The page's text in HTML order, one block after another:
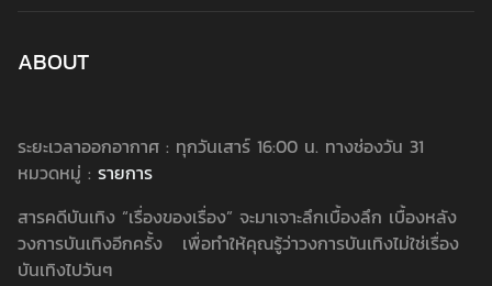
ABOUT
ระยะเวลาออกอากาศ : ทุกวันเสาร์ 16:00 น. ทางช่องวัน 31
หมวดหมู่ : รายการ
สารคดีบันเทิง “เรื่องของเรื่อง” จะมาเจาะลึกเบื้องลึก เบื้องหลัง
วงการบันเทิงอีกครั้ง เพื่อทำให้คุณรู้ว่าวงการบันเทิงไม่ใช่เรื่อง
บันเทิงไปวันๆ